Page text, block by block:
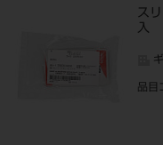
ス
入
品目